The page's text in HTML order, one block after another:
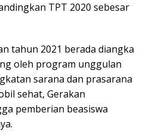
TPT 2020 sebesar
tahun 2021 berada diangka
oleh program unggulan
sarana dan prasarana
sehat, Gerakan
pemberian beasiswa